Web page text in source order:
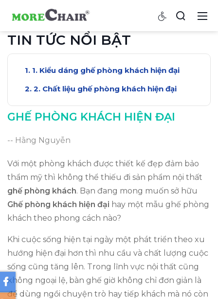
TIN TỨC NỔI BẬT
1. Kiểu dáng ghế phòng khách hiện đại
2. Chất liệu ghế phòng khách hiện đại
GHẾ PHÒNG KHÁCH HIỆN ĐẠI
-- Hằng Nguyễn
Với một phòng khách được thiết kế đẹp đảm bảo
thẩm mỹ thì không thể thiếu đi sản phẩm nội thất
ghế phòng khách. Bạn đang mong muốn sở hữu
Ghế phòng khách hiện đại hay một mẫu ghế phòng
khách theo phong cách nào?
Khi cuộc sống hiện tại ngày một phát triển theo xu
hướng hiện đại hơn thì nhu cầu và chất lượng cuộc
sống cũng tăng lên. Trong lĩnh vực nội thất cũng
không ngoại lệ, bàn ghế giờ không chỉ đơn giản là
để dùng ngồi chuyện trò hay tiếp khách mà nó còn